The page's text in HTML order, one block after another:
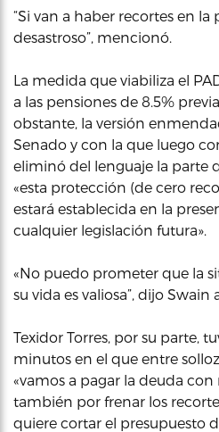
“Si van a haber recortes en la
desastroso”, mencionó.
La medida que viabiliza el
a las pensiones de 8.5%
obstante, la versión
Senado y con la que luego
eliminó del lenguaje la parte
«esta protección (de cero
estará establecida en la
cualquier legislación futura».
«No puedo prometer que la
su vida es valiosa”, dijo Swain
Texidor Torres, por su parte,
minutos en el que entre
«vamos a pagar la deuda con
también por frenar los
quiere cortar el presupuesto